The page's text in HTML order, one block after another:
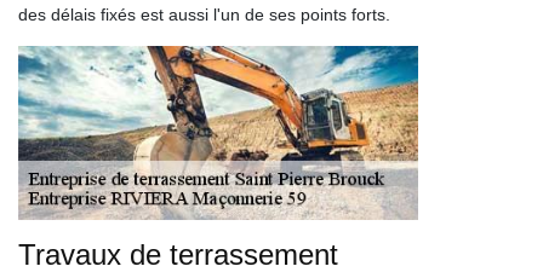
des délais fixés est aussi l'un de ses points forts.
Travaux de terrassement